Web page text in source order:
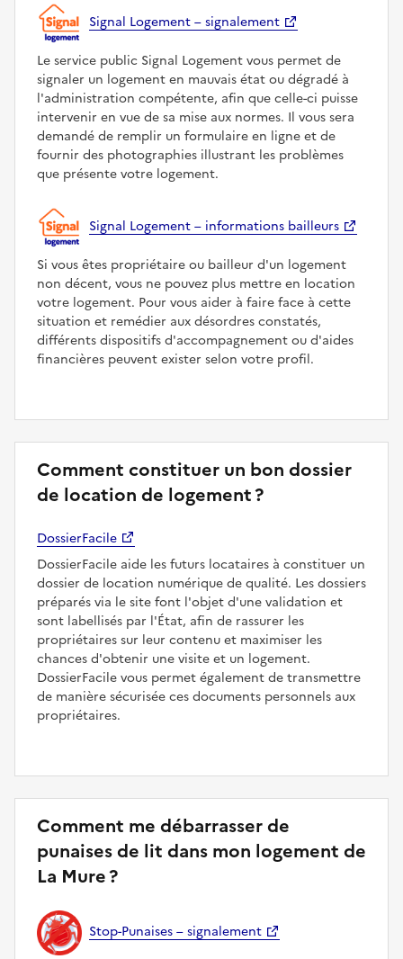
Signal Logement – signalement
Le service public Signal Logement vous permet de
signaler un logement en mauvais état ou dégradé à
l'administration compétente, afin que celle-ci puisse
intervenir en vue de sa mise aux normes. Il vous sera
demandé de remplir un formulaire en ligne et de
fournir des photographies illustrant les problèmes
que présente votre logement.
Signal Logement – informations bailleurs
Si vous êtes propriétaire ou bailleur d'un logement
non décent, vous ne pouvez plus mettre en location
votre logement. Pour vous aider à faire face à cette
situation et remédier aux désordres constatés,
différents dispositifs d'accompagnement ou d'aides
financières peuvent exister selon votre profil.
Comment constituer un bon dossier
de location de logement ?
DossierFacile
DossierFacile aide les futurs locataires à constituer un
dossier de location numérique de qualité. Les dossiers
préparés via le site font l'objet d'une validation et
sont labellisés par l'État, afin de rassurer les
propriétaires sur leur contenu et maximiser les
chances d'obtenir une visite et un logement.
DossierFacile vous permet également de transmettre
de manière sécurisée ces documents personnels aux
propriétaires.
Comment me débarrasser de
punaises de lit dans mon logement de
La Mure ?
Stop-Punaises – signalement